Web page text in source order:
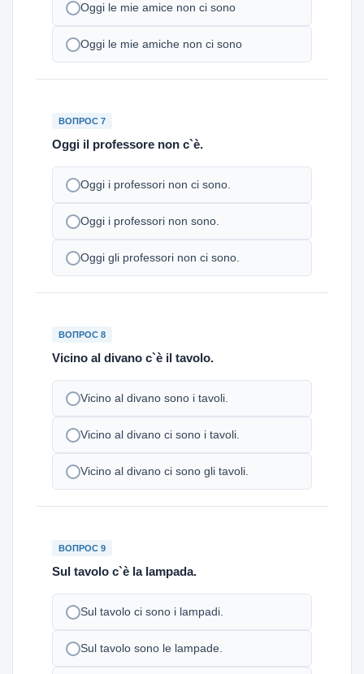
Oggi le mie amice non ci sono
Oggi le mie amiche non ci sono
ВОПРОС 7
Oggi il professore non c`è.
Oggi i professori non ci sono.
Oggi i professori non sono.
Oggi gli professori non ci sono.
ВОПРОС 8
Vicino al divano c`è il tavolo.
Vicino al divano sono i tavoli.
Vicino al divano ci sono i tavoli.
Vicino al divano ci sono gli tavoli.
ВОПРОС 9
Sul tavolo c`è la lampada.
Sul tavolo ci sono i lampadi.
Sul tavolo sono le lampade.